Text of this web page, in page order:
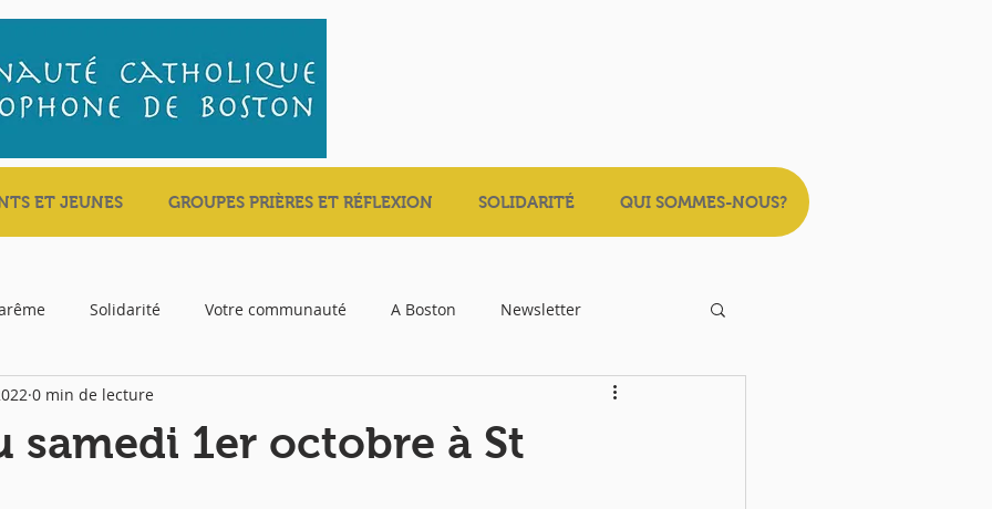
ET JEUNES GROUPES PRIÈRES ET RÉFLEXION SOLIDARITÉ QUI SOMMES-NOUS?
Solidarité Votre communauté A Boston Newsletter
samedi 1er octobre à St
0 min de lecture